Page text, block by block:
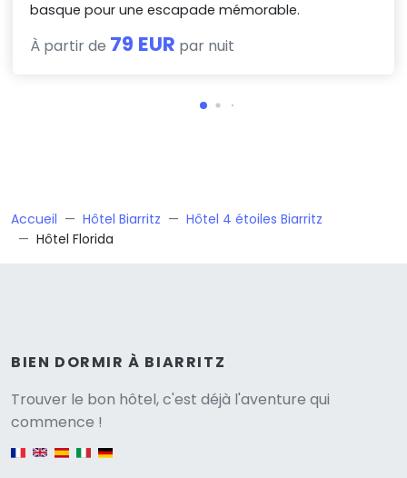
basque pour une escapade mémorable.
À partir de 79 EUR par nuit
Accueil Hôtel Biarritz
Hôtel 4 étoiles Biarritz
Hôtel Florida
BIEN DORMIR À BIARRITZ
Trouver le bon hôtel, c'est déjà l'aventure qui
commence !
English version